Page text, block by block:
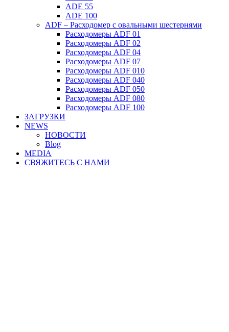
ADE 55
ADE 100
ADF – Расходомер с овальными шестернями
Расходомеры ADF 01
Расходомеры ADF 02
Расходомеры ADF 04
Расходомеры ADF 07
Расходомеры ADF 010
Расходомеры ADF 040
Расходомеры ADF 050
Расходомеры ADF 080
Расходомеры ADF 100
ЗАГРУЗКИ
NEWS
НОВОСТИ
Blog
MEDIA
СВЯЖИТЕСЬ С НАМИ